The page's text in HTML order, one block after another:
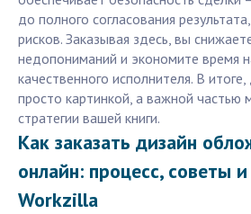
до полного согласования
рисков. Заказывая здесь, вы
недопониманий и экономите время
качественного исполнителя. В
просто картинкой, а важной частью
стратегии вашей книги.
Как заказать дизайн
онлайн: процесс, советы
Workzilla